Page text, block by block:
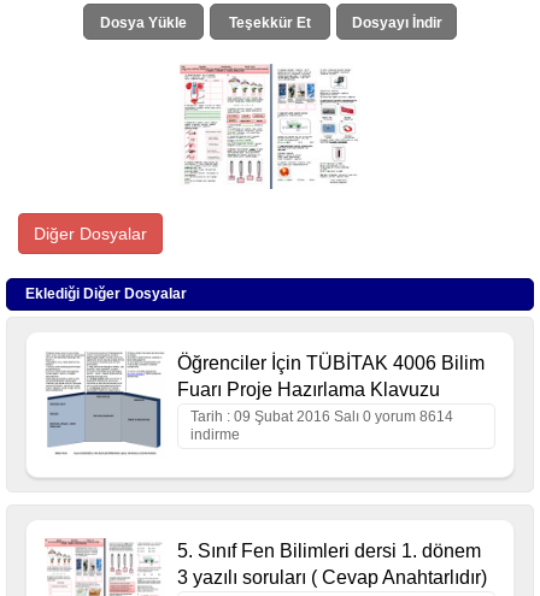
Dosya Yükle Teşekkür Et Dosyayı İndir
Diğer Dosyalar
Eklediği Diğer Dosyalar
Öğrenciler İçin TÜBİTAK 4006 Bilim
Fuarı Proje Hazırlama Klavuzu
Tarih : 09 Şubat 2016 Salı 0 yorum 8614
indirme
5. Sınıf Fen Bilimleri dersi 1. dönem
3 yazılı soruları ( Cevap Anahtarlıdır)